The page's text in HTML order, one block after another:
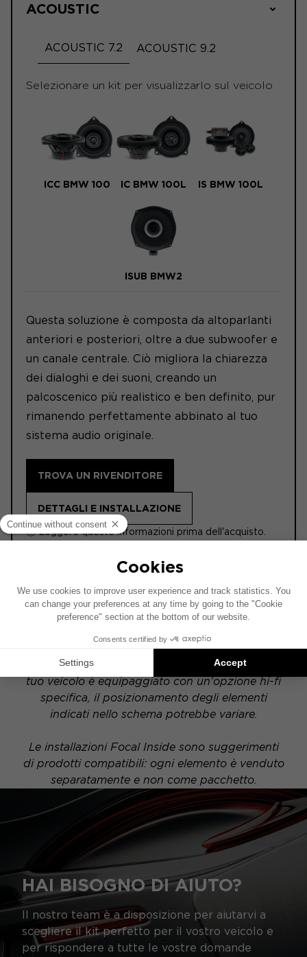
ACOUSTIC
ACOUSTIC 7.2 ACOUSTIC 9.2
Selezionare un kit per visualizzarlo sul veicolo
ICC BMW 100 IC BMW 100L IS BMW 100L
ISUB BMW2
Questa soluzione è composta da altoparlanti
anteriori e posteriori, oltre a due subwoofer e
un canale centrale. Ciò migliora la chiarezza
dei dialoghi e dei suoni, creando un
palcoscenico più realistico e ben definito, pur
rimanendo perfettamente abbinato al tuo
sistema audio originale.
TROVA UN RIVENDITORE
DETTAGLI E INSTALLAZIONE
ⓘ Leggere queste informazioni prima dell'acquisto.
ACTIVE 4.2
Questo schema di installazione si basa su un
veicolo dotato di un impianto audio di serie. Se il
tuo veicolo è equipaggiato con un'opzione hi-fi
specifica, il posizionamento degli elementi
indicati nello schema potrebbe variare.
Le installazioni Focal Inside sono suggerimenti
di prodotti compatibili: ogni elemento è venduto
separatamente e non come pacchetto.
HAI BISOGNO DI AIUTO?
Il nostro team è a disposizione per aiutarvi a
scegliere il kit perfetto per il vostro veicolo e
per rispondere a tutte le vostre domande